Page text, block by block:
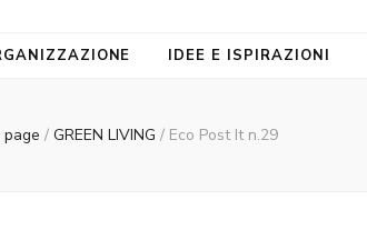
IDEE E ISPIRAZIONI
page / GREEN LIVING / Eco Post It n.29